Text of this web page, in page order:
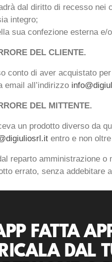
dal diritto di recesso nei
integro;
sua confezione esterna e/
DEL CLIENTE.
conto di aver acquistato
email all’indirizzo
DEL MITTENTE.
un prodotto diverso da
entro e non
reparto amministrazione
errato, senza addebitare
FATTA
DAL